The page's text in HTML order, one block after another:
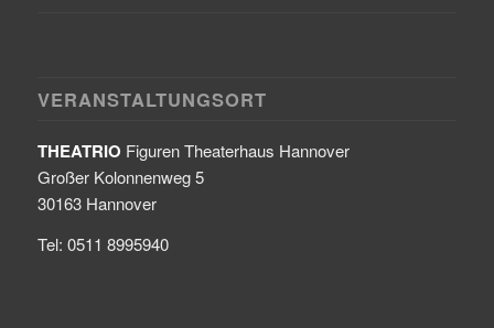
VERANSTALTUNGSORT
THEATRIO Figuren Theaterhaus Hannover
Großer Kolonnenweg 5
30163 Hannover
Tel: 0511 8995940